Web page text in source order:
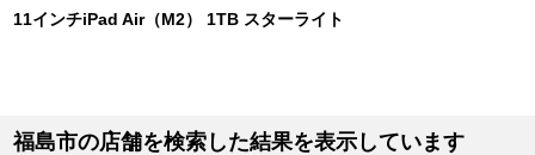
11インチiPad Air（M2） 1TB スターライト
福島市の店舗を検索した結果を表示しています